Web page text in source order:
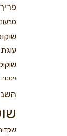
פריך
עוגת
פסטה